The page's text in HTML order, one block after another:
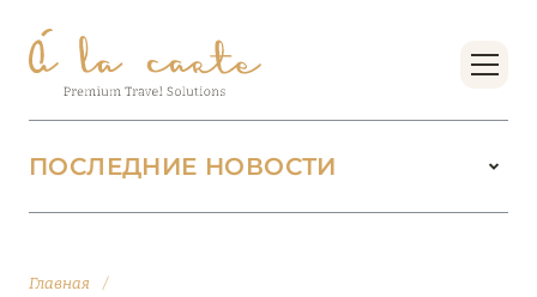
Главная /
ПОСЛЕДНИЕ НОВОСТИ
БУТИК-КУРОРТЫ МАЛЬДИВСКИХ ОСТРОВОВ